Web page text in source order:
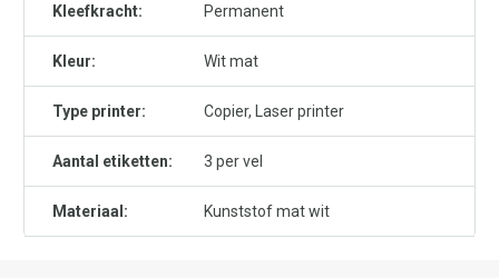
Kleefkracht: Permanent
Kleur: Wit mat
Type printer: Copier, Laser printer
Aantal etiketten: 3 per vel
Materiaal: Kunststof mat wit